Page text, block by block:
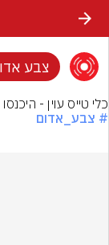
צבע
כלי טייס עוין -
# צבע_אדום